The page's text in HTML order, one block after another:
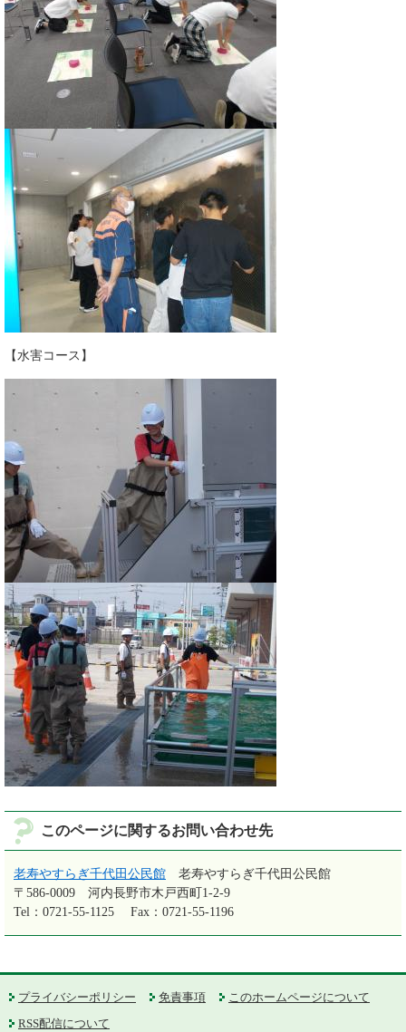
【水害コース】
このページに関するお問い合わせ先
老寿やすらぎ千代田公民館
老寿やすらぎ千代田公民館
〒586-0009
河内長野市木戸西町1-2-9
Tel：0721-55-1125
Fax：0721-55-1196
プライバシーポリシー 免責事項
このホームページについて
RSS配信について